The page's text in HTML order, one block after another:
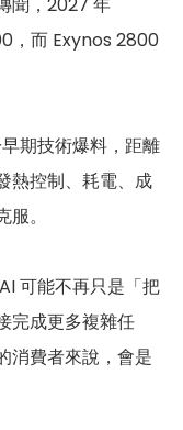
聞，2027 年
，而 Exynos 2800
期技術爆料，距離
熱控制、耗電、成
。
可能不再只是「把
完成更多複雜任
消費者來說，會是